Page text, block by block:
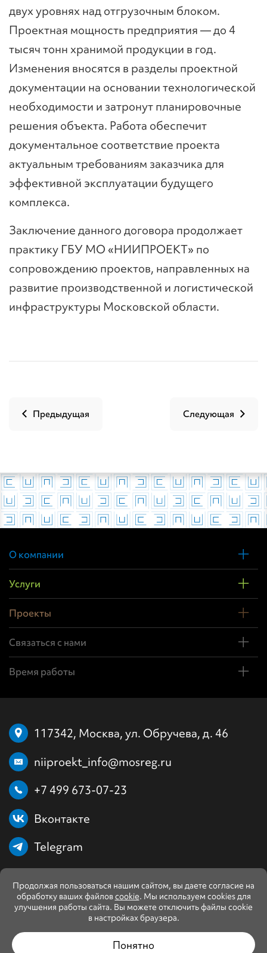
двух уровнях над отгрузочным блоком.
Проектная мощность предприятия — до 4
тысяч тонн хранимой продукции в год.
Изменения вносятся в разделы проектной
документации на основании технологической
необходимости и затронут планировочные
решения объекта. Работа обеспечит
документальное соответствие проекта
актуальным требованиям заказчика для
эффективной эксплуатации будущего
комплекса.
Заключение данного договора продолжает
практику ГБУ МО «НИИПРОЕКТ» по
сопровождению проектов, направленных на
развитие производственной и логистической
инфраструктуры Московской области.
Предыдущая Следующая
О компании
Услуги
Проекты
Связаться с нами
Время работы
117342, Москва, ул. Обручева, д. 46
niiproekt_info@mosreg.ru
+7 499 673-07-23
Вконтакте
Telegram
Продолжая пользоваться нашим сайтом, вы даете согласие на
обработку ваших файловcookie. Мы используем cookies для
улучшения работы сайта. Вы можете отключить файлы cookie
в настройках браузера.
Понятно